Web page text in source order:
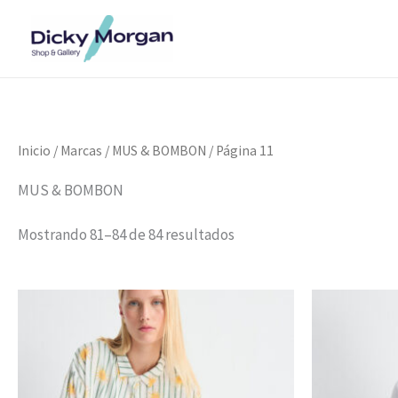
contenido
Inicio / Marcas / MUS & BOMBON / Página 11
MUS & BOMBON
Mostrando 81–84 de 84 resultados
original
era:
69,00 €.
El
precio
actual
es:
39,00 €.